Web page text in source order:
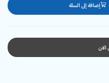
إضافة إلى السلة